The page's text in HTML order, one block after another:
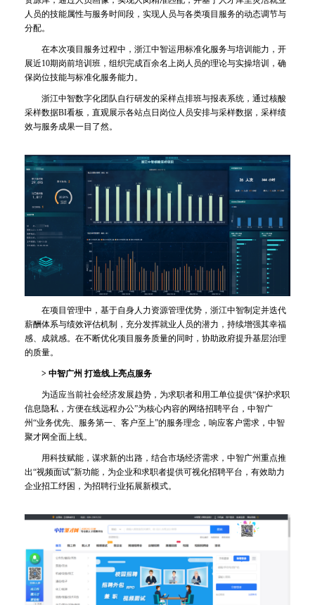
人员的技能属性与服务时间段，实现人员与各类项目服务的动态调节与
分配。
在本次项目服务过程中，浙江中智运用标准化服务与培训能力，开
展近10期岗前培训班，组织完成百余名上岗人员的理论与实操培训，确
保岗位技能与标准化服务能力。
浙江中智数字化团队自行研发的采样点排班与报表系统，通过核酸
采样数据BI看板，直观展示各站点日岗位人员安排与采样数据，采样绩
效与服务成果一目了然。
在项目管理中，基于自身人力资源管理优势，浙江中智制定并迭代
薪酬体系与绩效评估机制，充分发挥就业人员的潜力，持续增强其幸福
感、成就感。在不断优化项目服务质量的同时，协助政府提升基层治理
的质量。
> 中智广州 打造线上亮点服务
为适应当前社会经济发展趋势，为求职者和用工单位提供“保护求职
信息隐私，方便在线远程办公”为核心内容的网络招聘平台，中智广
州“业务优先、服务第一、客户至上”的服务理念，响应客户需求，中智
聚才网全面上线。
用科技赋能，谋求新的出路，结合市场经济需求，中智广州重点推
出“视频面试”新功能，为企业和求职者提供可视化招聘平台，有效助力
企业招工纾困，为招聘行业拓展新模式。